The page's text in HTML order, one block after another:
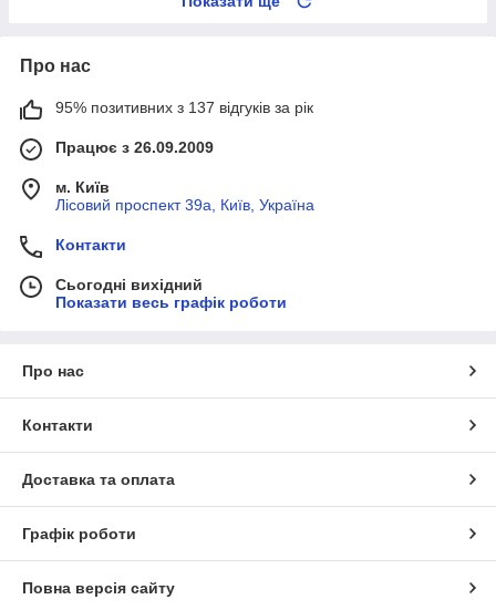
Про нас
95% позитивних з 137 відгуків за рік
Працює з 26.09.2009
м. Київ
Лісовий проспект 39а, Київ, Україна
Контакти
Сьогодні вихідний
Показати весь графік роботи
Про нас
Контакти
Доставка та оплата
Графік роботи
Повна версія сайту